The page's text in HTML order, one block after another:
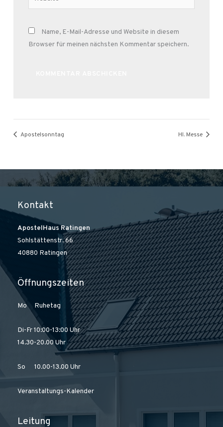
Name, E-Mail-Adresse und Website in diesem
Browser für meinen nächsten Kommentar speichern.
Apostelsonntag Hl. Messe
Kontakt
ApostelHaus Ratingen
Sohlstättenstr. 66
40880 Ratingen
Öffnungszeiten
Mo Ruhetag
Di-Fr 10:00-13:00 Uhr
14.30-20.00 Uhr
So 10.00-13.00 Uhr
Veranstaltungs-Kalender
Leitung